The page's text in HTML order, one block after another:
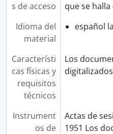
s de acceso
que se
Idioma del
material
español
Característi
cas físicas y
requisitos
técnicos
Los
Instrument
os de
Actas de
1951 Los